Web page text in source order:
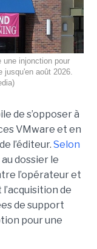
une injonction pour
jusqu'en août 2026.
de s’opposer à
VMware et en
l’éditeur. Selon
dossier le
l’opérateur et
de
de support
pour une